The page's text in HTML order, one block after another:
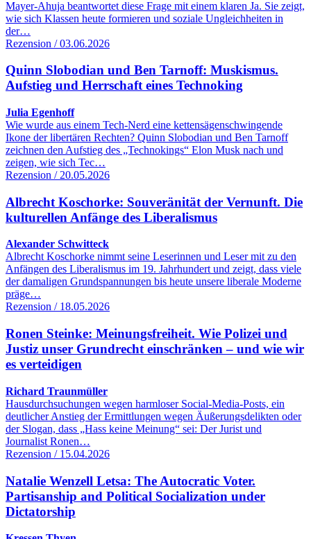
Mayer-Ahuja beantwortet diese Frage mit einem klaren Ja. Sie zeigt,
wie sich Klassen heute formieren und soziale Ungleichheiten in
der…
Rezension / 03.06.2026
Quinn Slobodian und Ben Tarnoff: Muskismus.
Aufstieg und Herrschaft eines Technoking
Julia Egenhoff
Wie wurde aus einem Tech-Nerd eine kettensägenschwingende
Ikone der libertären Rechten? Quinn Slobodian und Ben Tarnoff
zeichnen den Aufstieg des „Technokings“ Elon Musk nach und
zeigen, wie sich Tec…
Rezension / 20.05.2026
Albrecht Koschorke: Souveränität der Vernunft. Die
kulturellen Anfänge des Liberalismus
Alexander Schwitteck
Albrecht Koschorke nimmt seine Leserinnen und Leser mit zu den
Anfängen des Liberalismus im 19. Jahrhundert und zeigt, dass viele
der damaligen Grundspannungen bis heute unsere liberale Moderne
präge…
Rezension / 18.05.2026
Ronen Steinke: Meinungsfreiheit. Wie Polizei und
Justiz unser Grundrecht einschränken – und wie wir
es verteidigen
Richard Traunmüller
Hausdurchsuchungen wegen harmloser Social-Media-Posts, ein
deutlicher Anstieg der Ermittlungen wegen Äußerungsdelikten oder
der Slogan, dass „Hass keine Meinung“ sei: Der Jurist und
Journalist Ronen…
Rezension / 15.04.2026
Natalie Wenzell Letsa: The Autocratic Voter.
Partisanship and Political Socialization under
Dictatorship